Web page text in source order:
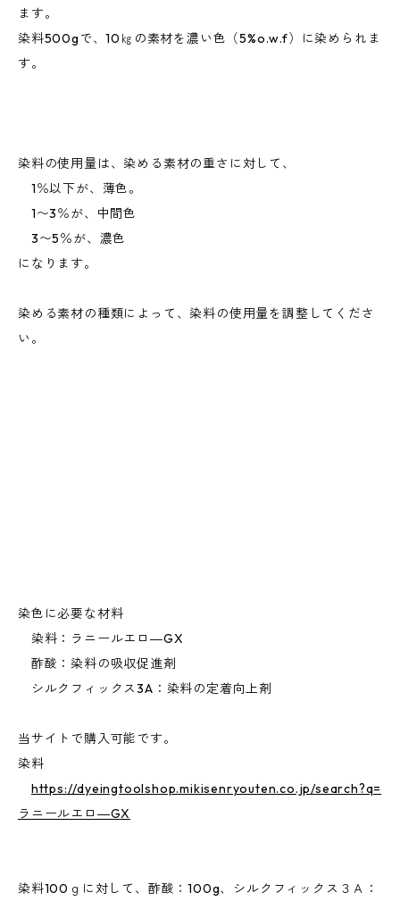
ます。
染料500gで、10㎏の素材を濃い色（5%o.w.f）に染められま
す。
染料の使用量は、染める素材の重さに対して、
1％以下が、薄色。
1〜3％が、中間色
3〜5％が、濃色
になります。
染める素材の種類によって、染料の使用量を調整してくださ
い。
染色に必要な材料
染料：ラニールエロ―GX
酢酸：染料の吸収促進剤
シルクフィックス3A：染料の定着向上剤
当サイトで購入可能です。
染料
https://dyeingtoolshop.mikisenryouten.co.jp/search?q=
ラニールエロ―GX
染料100ｇに対して、酢酸：100g、シルクフィックス３Ａ：